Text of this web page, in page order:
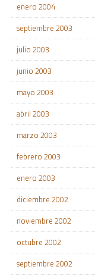
enero 2004
septiembre 2003
julio 2003
junio 2003
mayo 2003
abril 2003
marzo 2003
febrero 2003
enero 2003
diciembre 2002
noviembre 2002
octubre 2002
septiembre 2002